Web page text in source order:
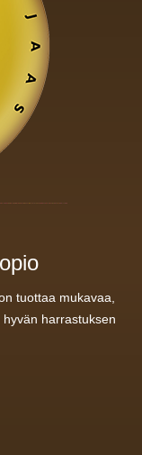
tuottaa mukavaa,
hyvän harrastuksen